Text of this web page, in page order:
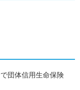
団体信用生命保険